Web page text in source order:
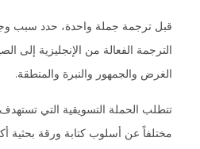
قبل ترجمة جملة واحدة، حدد سبب
الترجمة الفعالة من الإنجليزية إلى
الغرض والجمهور والنبرة والمنطقة.
تتطلب الحملة التسويقية التي تستهدف
مختلفاً عن أسلوب كتابة ورقة بحثية